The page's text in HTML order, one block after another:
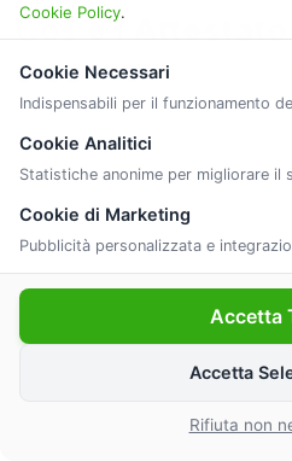
Cos'è
e com'è
L'Attestato di Prestazione
consumo energetico del tuo
fabbisogno energetico.
Ambiti di analisi principali
Cookie Policy.
Cookie Necessari
Indispensabili per il funzionamento
Cookie Analitici
Statistiche anonime per migliorare il
Cookie di Marketing
Pubblicità personalizzata e
Accetta
Accetta
Rifiuta non